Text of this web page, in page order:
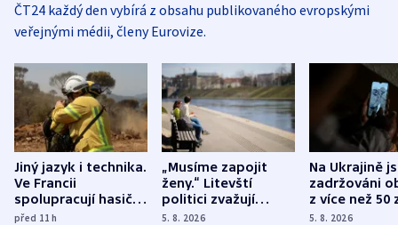
ČT24 každý den vybírá z obsahu publikovaného evropskými
veřejnými médii, členy Eurovize.
Jiný jazyk i technika.
Ve Francii
spolupracují hasiči z
různých zemí
před 11h
„Musíme zapojit
ženy.“ Litevští
politici zvažují
dohodu o
5. 8. 2026
Na Ukrajině
zadržováni
z více než 50
Bojovali na
5. 8. 2026